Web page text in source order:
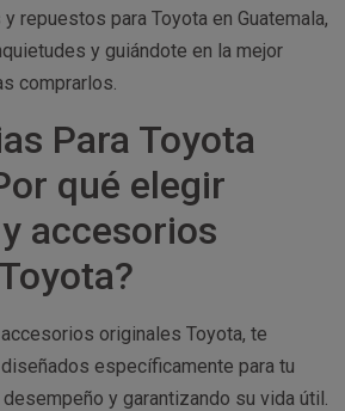
repuestos para Toyota en Guatemala,
y guiándote en la mejor
comprarlos.
Para Toyota
qué elegir
accesorios
originales Toyota, te
específicamente para tu
y garantizando su vida útil.